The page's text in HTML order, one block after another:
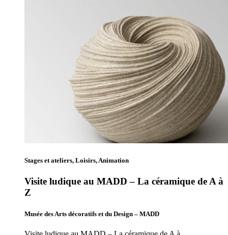
Stages et ateliers, Loisirs, Animation
Visite ludique au MADD – La céramique de A à
Z
Musée des Arts décoratifs et du Design – MADD